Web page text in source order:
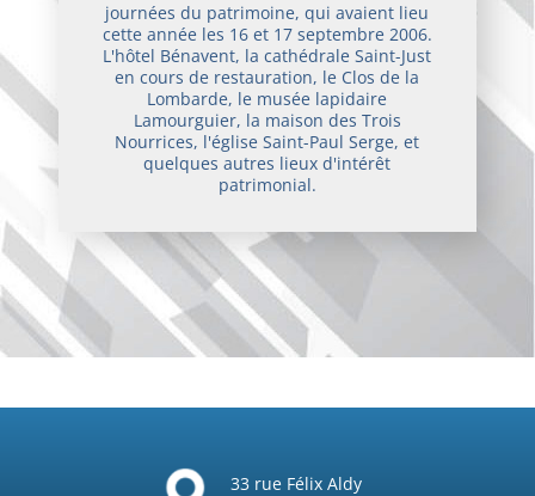
journées du patrimoine, qui avaient lieu
cette année les 16 et 17 septembre 2006.
L'hôtel Bénavent, la cathédrale Saint-Just
en cours de restauration, le Clos de la
Lombarde, le musée lapidaire
Lamourguier, la maison des Trois
Nourrices, l'église Saint-Paul Serge, et
quelques autres lieux d'intérêt
patrimonial.
33 rue Félix Aldy